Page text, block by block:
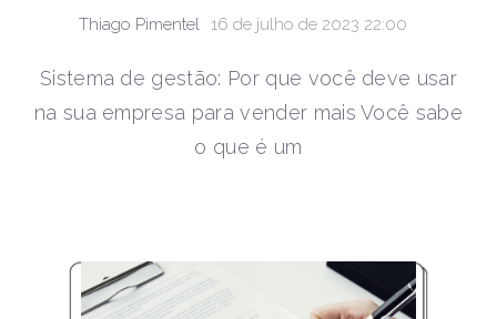
Thiago Pimentel 16 de julho de 2023 22:00
Sistema de gestão: Por que você deve usar
na sua empresa para vender mais Você sabe
o que é um